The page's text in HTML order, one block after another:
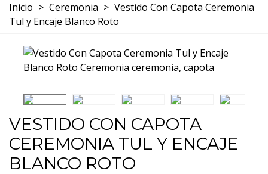
Inicio > Ceremonia > Vestido Con Capota Ceremonia
Tul y Encaje Blanco Roto
VESTIDO CON CAPOTA
CEREMONIA TUL Y ENCAJE
BLANCO ROTO